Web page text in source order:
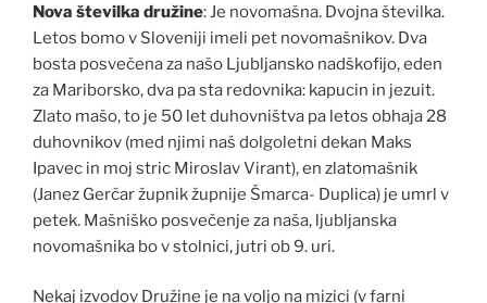
Nova številka družine: Je novomašna. Dvojna številka.
Letos bomo v Sloveniji imeli pet novomašnikov. Dva
bosta posvečena za našo Ljubljansko nadškofijo, eden
za Mariborsko, dva pa sta redovnika: kapucin in jezuit.
Zlato mašo, to je 50 let duhovništva pa letos obhaja 28
duhovnikov (med njimi naš dolgoletni dekan Maks
Ipavec in moj stric Miroslav Virant), en zlatomašnik
(Janez Gerčar župnik župnije Šmarca- Duplica) je umrl v
petek. Mašniško posvečenje za naša, ljubljanska
novomašnika bo v stolnici, jutri ob 9. uri.
Nekaj izvodov Družine je na voljo na mizici (v farni